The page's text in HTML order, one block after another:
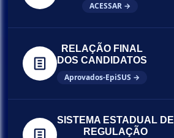
ACESSAR →
RELAÇÃO FINAL
DOS CANDIDATOS
Aprovados-EpiSUS →
SISTEMA ESTADUAL DE
REGULAÇÃO